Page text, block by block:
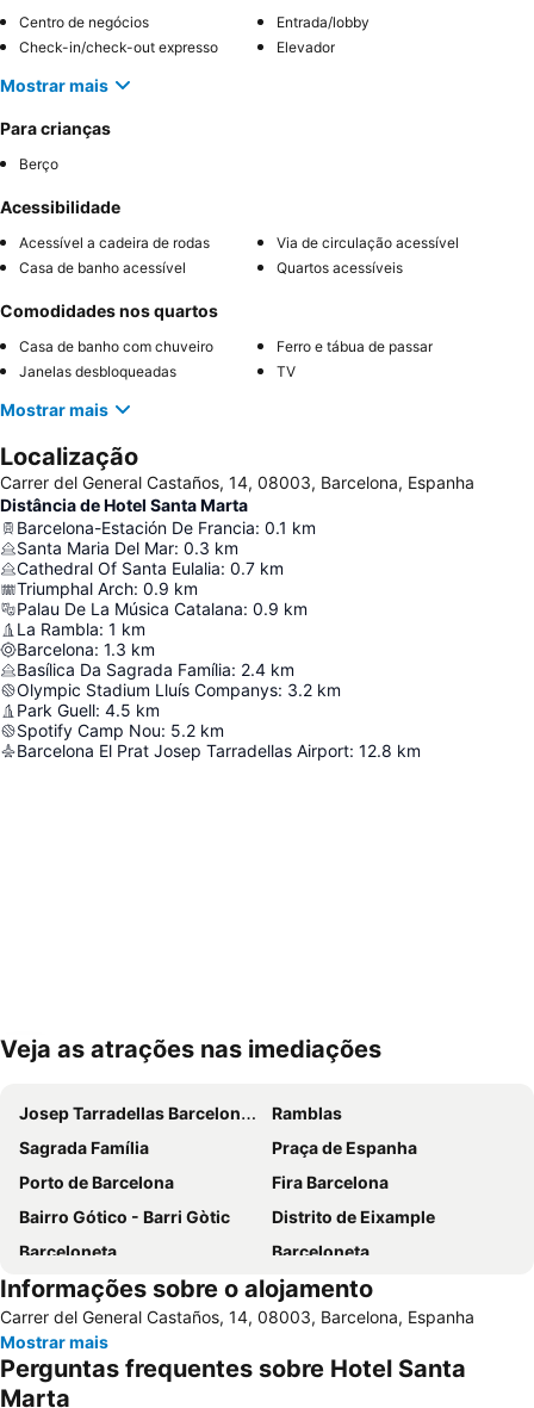
Centro de negócios
Entrada/lobby
Check-in/check-out expresso
Elevador
Mostrar mais
Para crianças
Berço
Acessibilidade
Acessível a cadeira de rodas
Via de circulação acessível
Casa de banho acessível
Quartos acessíveis
Comodidades nos quartos
Casa de banho com chuveiro
Ferro e tábua de passar
Janelas desbloqueadas
TV
Mostrar mais
Localização
Carrer del General Castaños, 14, 08003, Barcelona, Espanha
Distância de Hotel Santa Marta
Barcelona-Estación De Francia: 0.1 km
Santa Maria Del Mar: 0.3 km
Cathedral Of Santa Eulalia: 0.7 km
Triumphal Arch: 0.9 km
Palau De La Música Catalana: 0.9 km
La Rambla: 1 km
Barcelona: 1.3 km
Basílica Da Sagrada Família: 2.4 km
Olympic Stadium Lluís Companys: 3.2 km
Park Guell: 4.5 km
Spotify Camp Nou: 5.2 km
Barcelona El Prat Josep Tarradellas Airport: 12.8 km
Ampliar mapa
Veja as atrações nas imediações
Josep Tarradellas Barcelona–El Prat Airport
Ramblas
Sagrada Família
Praça de Espanha
Porto de Barcelona
Fira Barcelona
Bairro Gótico - Barri Gòtic
Distrito de Eixample
Barceloneta
Barceloneta
Estádio Olímpico de Montjuïc
Camp Nou
Estació de Sants
Palácio Sant Jordi
Praça Catalunha
Sagrada Família Metro Station
La Dreta de l'Eixample
Informações sobre o alojamento
Carrer del General Castaños, 14, 08003, Barcelona, Espanha
Mostrar mais
Perguntas frequentes sobre Hotel Santa
Marta